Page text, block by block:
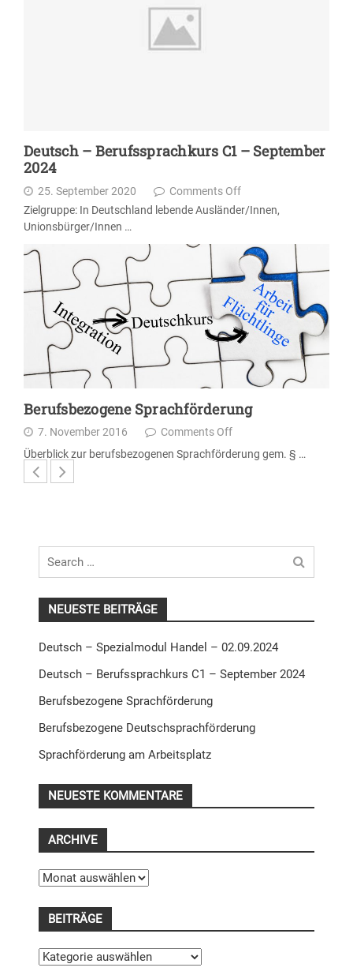
Deutsch – Berufssprachkurs C1 – September
2024
25. September 2020
Comments Off
Zielgruppe: In Deutschland lebende Ausländer/Innen,
Unionsbürger/Innen …
Berufsbezogene Sprachförderung
7. November 2016
Comments Off
Überblick zur berufsbezogenen Sprachförderung gem. § …
Search
for
NEUESTE BEITRÄGE
Deutsch – Spezialmodul Handel – 02.09.2024
Deutsch – Berufssprachkurs C1 – September 2024
Berufsbezogene Sprachförderung
Berufsbezogene Deutschsprachförderung
Sprachförderung am Arbeitsplatz
NEUESTE KOMMENTARE
ARCHIVE
Archive
BEITRÄGE
Beiträge